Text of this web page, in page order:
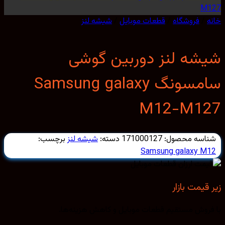
/فروشگاه/قطعات موبایل/ شیشه لنز
لنز دوربین گوشی
سامسونگ Samsung galaxy
M12-
محصول:171000127دسته:شیشه لنزبرچسب:
Samsung galaxy
بازار